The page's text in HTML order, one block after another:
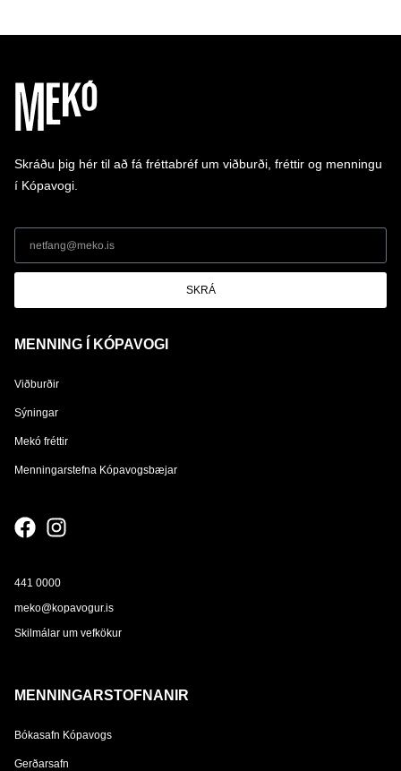
Skráðu þig hér til að fá fréttabréf um viðburði, fréttir og menningu
í Kópavogi.
SKRÁ
MENNING Í KÓPAVOGI
Viðburðir
Sýningar
Mekó fréttir
Menningarstefna Kópavogsbæjar
441 0000
meko@kopavogur.is
Skilmálar um vefkökur
MENNINGARSTOFNANIR
Bókasafn Kópavogs
Gerðarsafn